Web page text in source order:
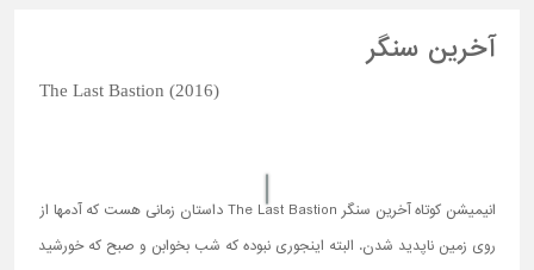
آخرین سنگر
The Last Bastion (2016)
انیمیشن کوتاه آخرین سنگر The Last Bastion داستان زمانی هست که آدمها از
روی زمین ناپدید شدن. البته اینجوری نبوده که شب بخوابن و صبح که خورشید